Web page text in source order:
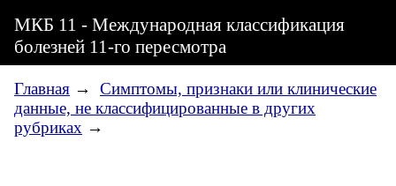
МКБ 11 - Международная классификация
болезней 11-го пересмотра
Главная → Симптомы, признаки или клинические
данные, не классифицированные в других
рубриках →